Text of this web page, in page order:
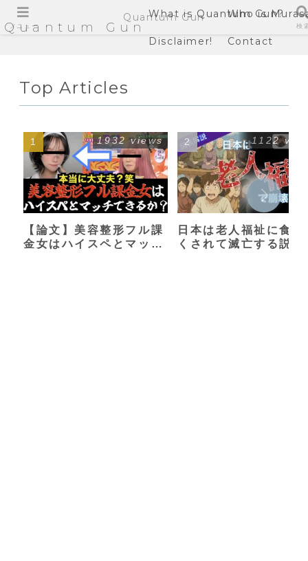
Quantum Gun
What is Quantum Gun?
Who is
Disclaimer! Contact
Top Articles
【論文】美容整形フル課
金女はハイスペとマッチ
1932 views
日本は老人福祉に食い
くされて滅亡する説
1122
メニュー
Quantum Gun
検